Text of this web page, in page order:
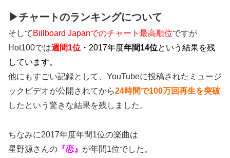
▶チャートのランキングについて
そして Billboard Japanでのチャート最高順位ですが
Hot100では週間1位 ・2017年度年間14位という結果を残
しています。
他にもすごい記録として、YouTubeに投稿されたミュージ
ックビデオが公開されてから24時間で100万回再生を突破
したという驚きな結果を残しました。
ちなみに2017年度年間1位の楽曲は
星野源さんの 『恋』 が年間1位でした。